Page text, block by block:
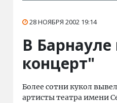
28 НОЯБРЯ 2002 19:14
В
концерт"
Более сотни кукол
артисты театра имени